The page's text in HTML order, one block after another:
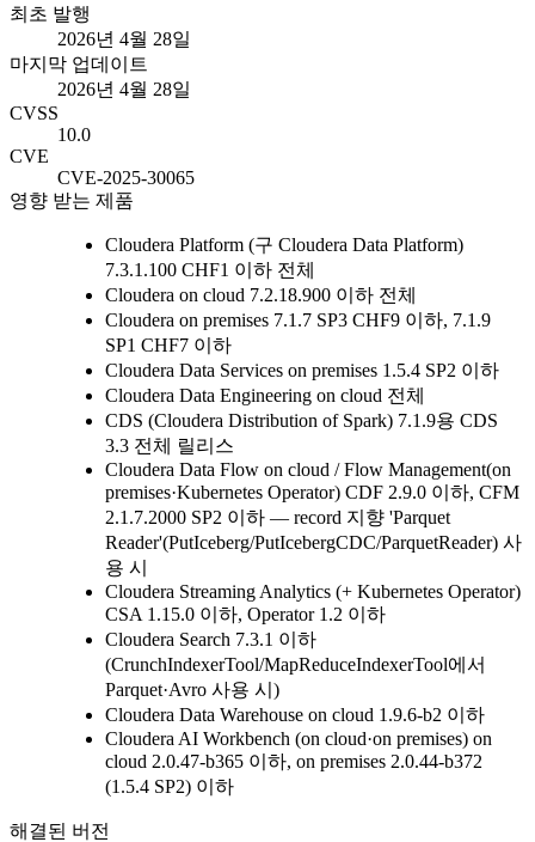
최초 발행
2026년 4월 28일
마지막 업데이트
2026년 4월 28일
CVSS
10.0
CVE
CVE-2025-30065
영향 받는 제품
Cloudera Platform (구 Cloudera Data Platform)
7.3.1.100 CHF1 이하 전체
Cloudera on cloud 7.2.18.900 이하 전체
Cloudera on premises 7.1.7 SP3 CHF9 이하, 7.1.9
SP1 CHF7 이하
Cloudera Data Services on premises 1.5.4 SP2 이하
Cloudera Data Engineering on cloud 전체
CDS (Cloudera Distribution of Spark) 7.1.9용 CDS
3.3 전체 릴리스
Cloudera Data Flow on cloud / Flow Management(on
premises·Kubernetes Operator) CDF 2.9.0 이하, CFM
2.1.7.2000 SP2 이하 — record 지향 'Parquet
Reader'(PutIceberg/PutIcebergCDC/ParquetReader) 사
용 시
Cloudera Streaming Analytics (+ Kubernetes Operator)
CSA 1.15.0 이하, Operator 1.2 이하
Cloudera Search 7.3.1 이하
(CrunchIndexerTool/MapReduceIndexerTool에서
Parquet·Avro 사용 시)
Cloudera Data Warehouse on cloud 1.9.6-b2 이하
Cloudera AI Workbench (on cloud·on premises) on
cloud 2.0.47-b365 이하, on premises 2.0.44-b372
(1.5.4 SP2) 이하
해결된 버전